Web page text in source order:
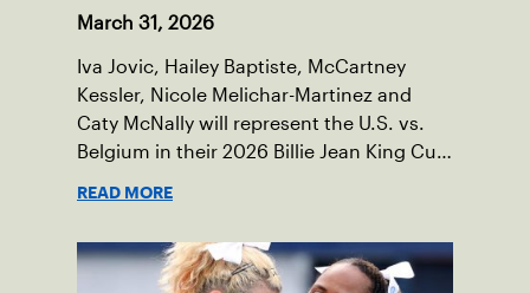
March 31, 2026
Iva Jovic, Hailey Baptiste, McCartney
Kessler, Nicole Melichar-Martinez and
Caty McNally will represent the U.S. vs.
Belgium in their 2026 Billie Jean King Cup
READ MORE